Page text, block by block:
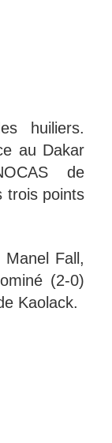
huiliers.
au Dakar
de
trois points
Fall,
(2-0)
Kaolack.